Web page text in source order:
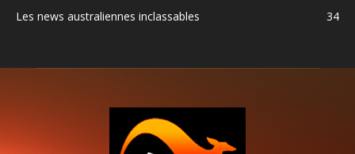
Les news australiennes inclassables
34